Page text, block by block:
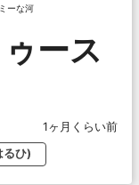
ーな河
ース
1ヶ月くらい前
るひ)